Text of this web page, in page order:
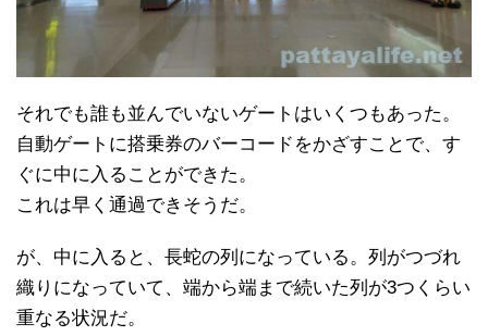
それでも誰も並んでいないゲートはいくつもあった。
自動ゲートに搭乗券のバーコードをかざすことで、す
ぐに中に入ることができた。
これは早く通過できそうだ。
が、中に入ると、長蛇の列になっている。列がつづれ
織りになっていて、端から端まで続いた列が3つくらい
重なる状況だ。